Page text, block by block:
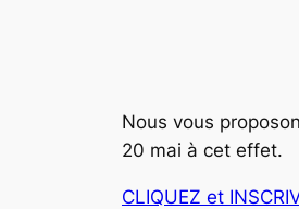
Nous vous
20 mai à cet effet.
CLIQUEZ et